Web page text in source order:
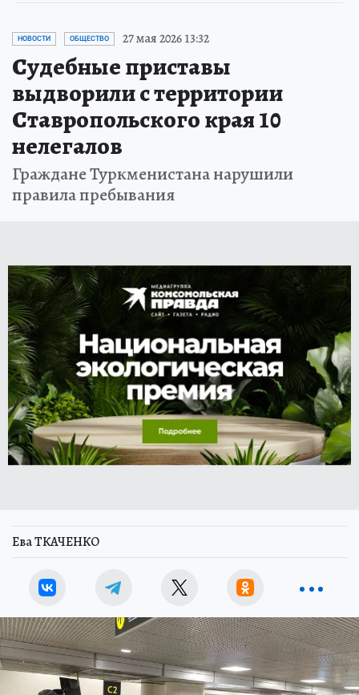
НОВОСТИ ОБЩЕСТВО 27 мая 2026 13:32
Судебные приставы
выдворили с территории
Ставропольского края 10
нелегалов
Граждане Туркменистана нарушили
правила пребывания
Ева ТКАЧЕНКО